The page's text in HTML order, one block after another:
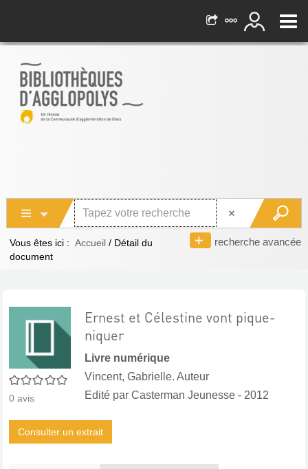
recherche avancée
Vous êtes ici : Accueil / Détail du
document
0/5
0 avis
Ernest et Célestine vont pique-
niquer
Livre numérique
Vincent, Gabrielle. Auteur
Edité par Casterman Jeunesse - 2012
Consulter un extrait